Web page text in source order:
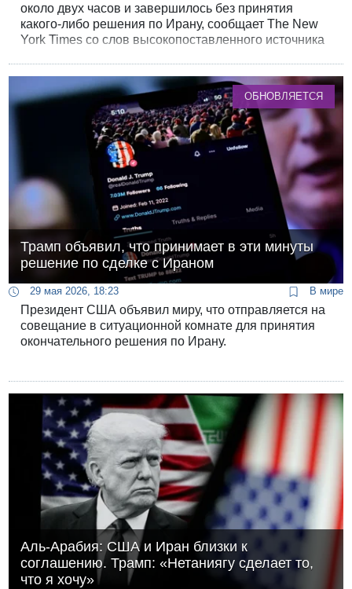
около двух часов и завершилось без принятия
какого-либо решения по Ирану, сообщает The New
York Times со слов высокопоставленного источника
ОБНОВЛЯЕТСЯ
Трамп объявил, что принимает в эти минуты
решение по сделке с Ираном
29 мая 2026, 18:23 В мире
Президент США объявил миру, что отправляется на
совещание в ситуационной комнате для принятия
окончательного решения по Ирану.
Аль-Арабия: США и Иран близки к
соглашению. Трамп: «Нетаниягу сделает то,
что я хочу»